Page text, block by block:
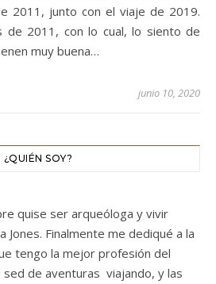
2011, junto con el viaje de 2019.
de 2011, con lo cual, lo siento de
muy buena…
junio 10, 2020
¿QUIÉN SOY?
quise ser arqueóloga y vivir
Jones. Finalmente me dediqué a la
tengo la mejor profesión del
sed de aventuras viajando, y las